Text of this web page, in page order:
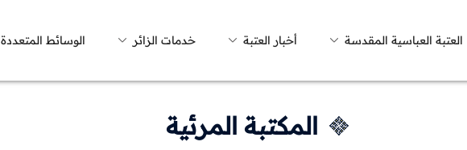
العتبة العباسية المقدسة أخبار العتبة خدمات الزائر الوسائط المتعددة
المكتبة المرئية